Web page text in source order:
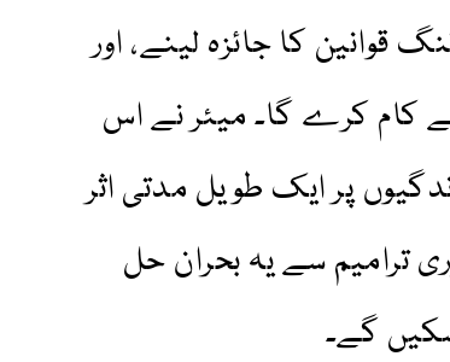
قوانین کا جائزہ لینے، اور
کام کرے گا۔ میئر نے اس
پر ایک طویل مدتی اثر
ترامیم سے یہ بحران حل
گے۔